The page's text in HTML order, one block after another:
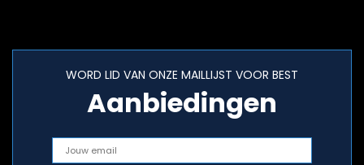
WORD LID VAN ONZE MAILLIJST VOOR BEST
Aanbiedingen